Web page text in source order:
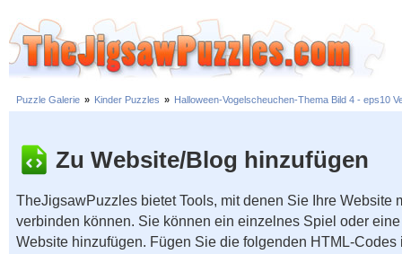
Puzzle Galerie » Kinder Puzzles » Halloween-Vogelscheuchen-Thema Bild 4 - eps10
Zu Website/Blog hinzufügen
TheJigsawPuzzles bietet Tools, mit denen Sie Ihre Website
verbinden können. Sie können ein einzelnes Spiel oder
Website hinzufügen. Fügen Sie die folgenden HTML-